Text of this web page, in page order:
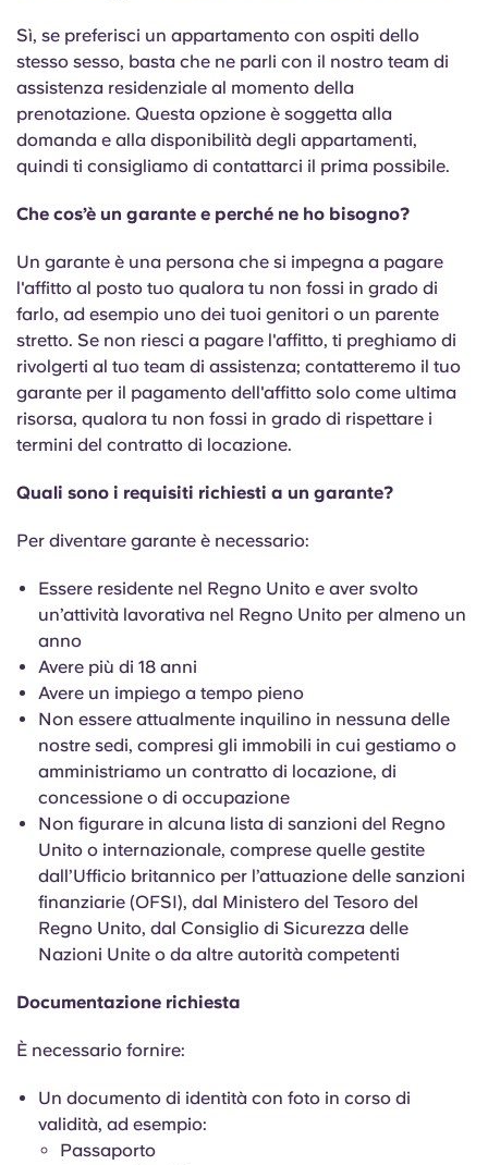
Sì, se preferisci un appartamento con ospiti dello
stesso sesso, basta che ne parli con il nostro team di
assistenza residenziale al momento della
prenotazione. Questa opzione è soggetta alla
domanda e alla disponibilità degli appartamenti,
quindi ti consigliamo di contattarci il prima possibile.
Che cos’è un garante e perché ne ho bisogno?
Un garante è una persona che si impegna a pagare
l'affitto al posto tuo qualora tu non fossi in grado di
farlo, ad esempio uno dei tuoi genitori o un parente
stretto. Se non riesci a pagare l'affitto, ti preghiamo di
rivolgerti al tuo team di assistenza; contatteremo il tuo
garante per il pagamento dell'affitto solo come ultima
risorsa, qualora tu non fossi in grado di rispettare i
termini del contratto di locazione.
Quali sono i requisiti richiesti a un garante?
Per diventare garante è necessario:
Essere residente nel Regno Unito e aver svolto
un’attività lavorativa nel Regno Unito per almeno un
anno
Avere più di 18 anni
Avere un impiego a tempo pieno
Non essere attualmente inquilino in nessuna delle
nostre sedi, compresi gli immobili in cui gestiamo o
amministriamo un contratto di locazione, di
concessione o di occupazione
Non figurare in alcuna lista di sanzioni del Regno
Unito o internazionale, comprese quelle gestite
dall’Ufficio britannico per l’attuazione delle sanzioni
finanziarie (OFSI), dal Ministero del Tesoro del
Regno Unito, dal Consiglio di Sicurezza delle
Nazioni Unite o da altre autorità competenti
Documentazione richiesta
È necessario fornire:
Un documento di identità con foto in corso di
validità, ad esempio:
Passaporto